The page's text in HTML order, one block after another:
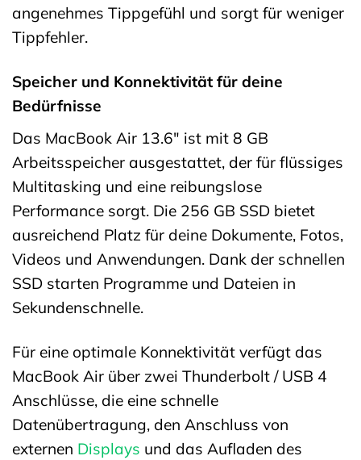
angenehmes Tippgefühl und sorgt für weniger
Tippfehler.
Speicher und Konnektivität für deine
Bedürfnisse
Das MacBook Air 13.6″ ist mit 8 GB
Arbeitsspeicher ausgestattet, der für flüssiges
Multitasking und eine reibungslose
Performance sorgt. Die 256 GB SSD bietet
ausreichend Platz für deine Dokumente, Fotos,
Videos und Anwendungen. Dank der schnellen
SSD starten Programme und Dateien in
Sekundenschnelle.
Für eine optimale Konnektivität verfügt das
MacBook Air über zwei Thunderbolt / USB 4
Anschlüsse, die eine schnelle
Datenübertragung, den Anschluss von
externen Displays und das Aufladen des